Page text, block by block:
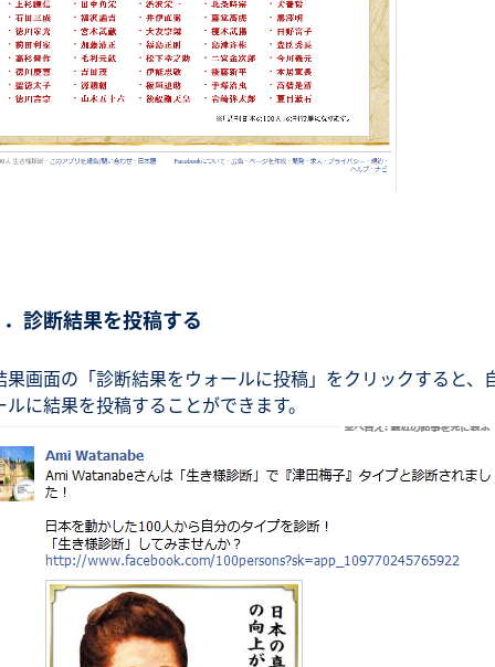
診断結果を投稿する
果画面の「診断結果をウォールに投稿」をクリックすると、
ルに結果を投稿することができます。